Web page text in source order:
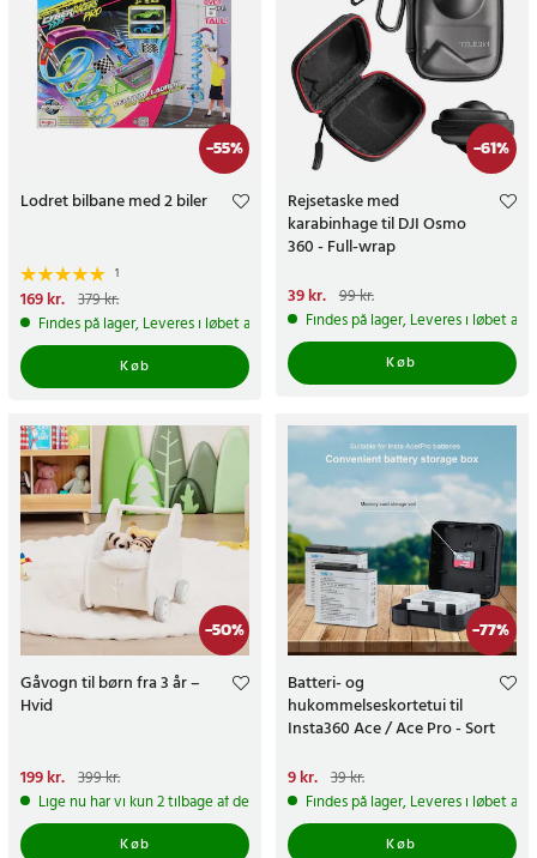
-55%
Lodret bilbane med 2 biler
1
Nuværende pris
169 kr.Tidligere pris:379 kr.
169 kr. 379 kr.
Findes på lager, Leveres i løbet af 1-2 hverdage
Køb
-61%
Rejsetaske med
karabinhage til DJI Osmo
360 - Full-wrap
Nuværende pris
pris:99 kr.
39 kr. 99 kr.
Findes på lager, Leveres i løbet af
Køb
-50%
Gåvogn til børn fra 3 år –
Hvid
Nuværende pris
199 kr. Tidligere pris:399 kr.
199 kr. 399 kr.
Lige nu har vi kun 2 tilbage af dette produkt
Køb
-77%
Batteri- og
hukommelseskortetui til
Insta360 Ace / Ace Pro - Sort
Nuværende pris
pris:39 kr.
9 kr. 39 kr.
Findes på lager, Leveres i løbet af
Køb